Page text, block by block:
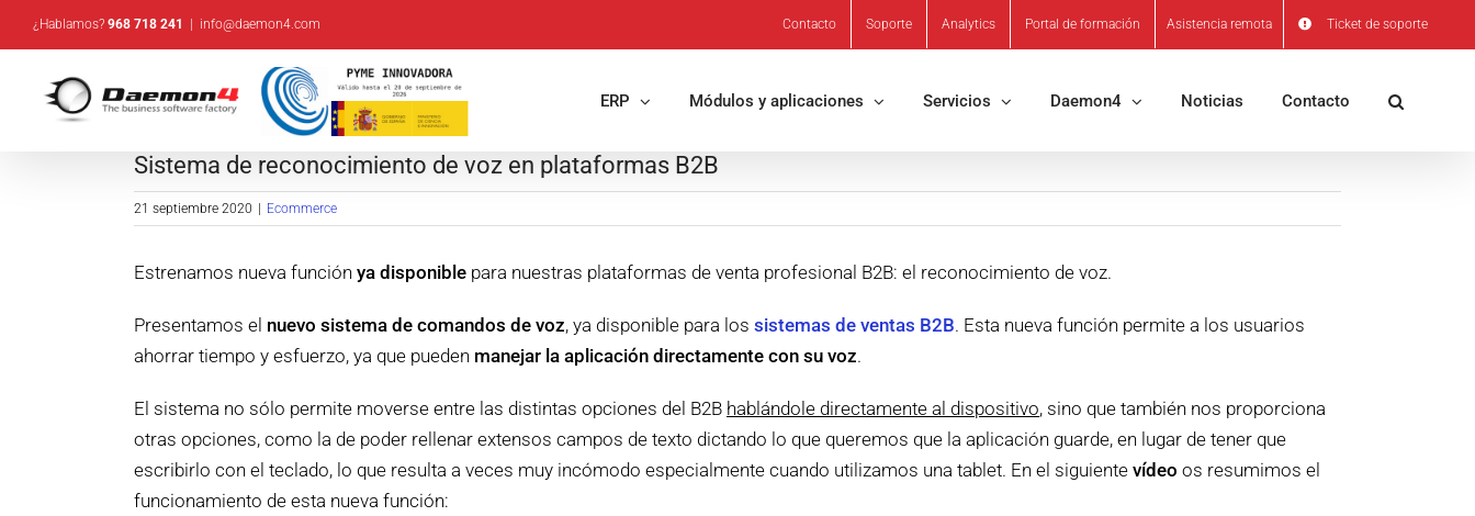
Saltar
al
contenido
¿Hablamos? 968 718 241 info@daemon4.com Contacto Soporte Analytics Portal de formación Asistencia remota Ticket de soporte
ERP Módulos y aplicaciones Servicios Daemon4 Noticias Contacto
Sistema de reconocimiento de voz en plataformas B2B
21 septiembre 2020 Ecommerce
Estrenamos nueva función ya disponible para nuestras plataformas de venta profesional B2B: el reconocimiento de voz.
Presentamos el nuevo sistema de comandos de voz, ya disponible para los sistemas de ventas B2B. Esta nueva función permite a los usuarios
ahorrar tiempo y esfuerzo, ya que pueden manejar la aplicación directamente con su voz.
El sistema no sólo permite moverse entre las distintas opciones del B2B hablándole directamente al dispositivo, sino que también nos proporciona
otras opciones, como la de poder rellenar extensos campos de texto dictando lo que queremos que la aplicación guarde, en lugar de tener que
escribirlo con el teclado, lo que resulta a veces muy incómodo especialmente cuando utilizamos una tablet. En el siguiente vídeo os resumimos el
funcionamiento de esta nueva función: